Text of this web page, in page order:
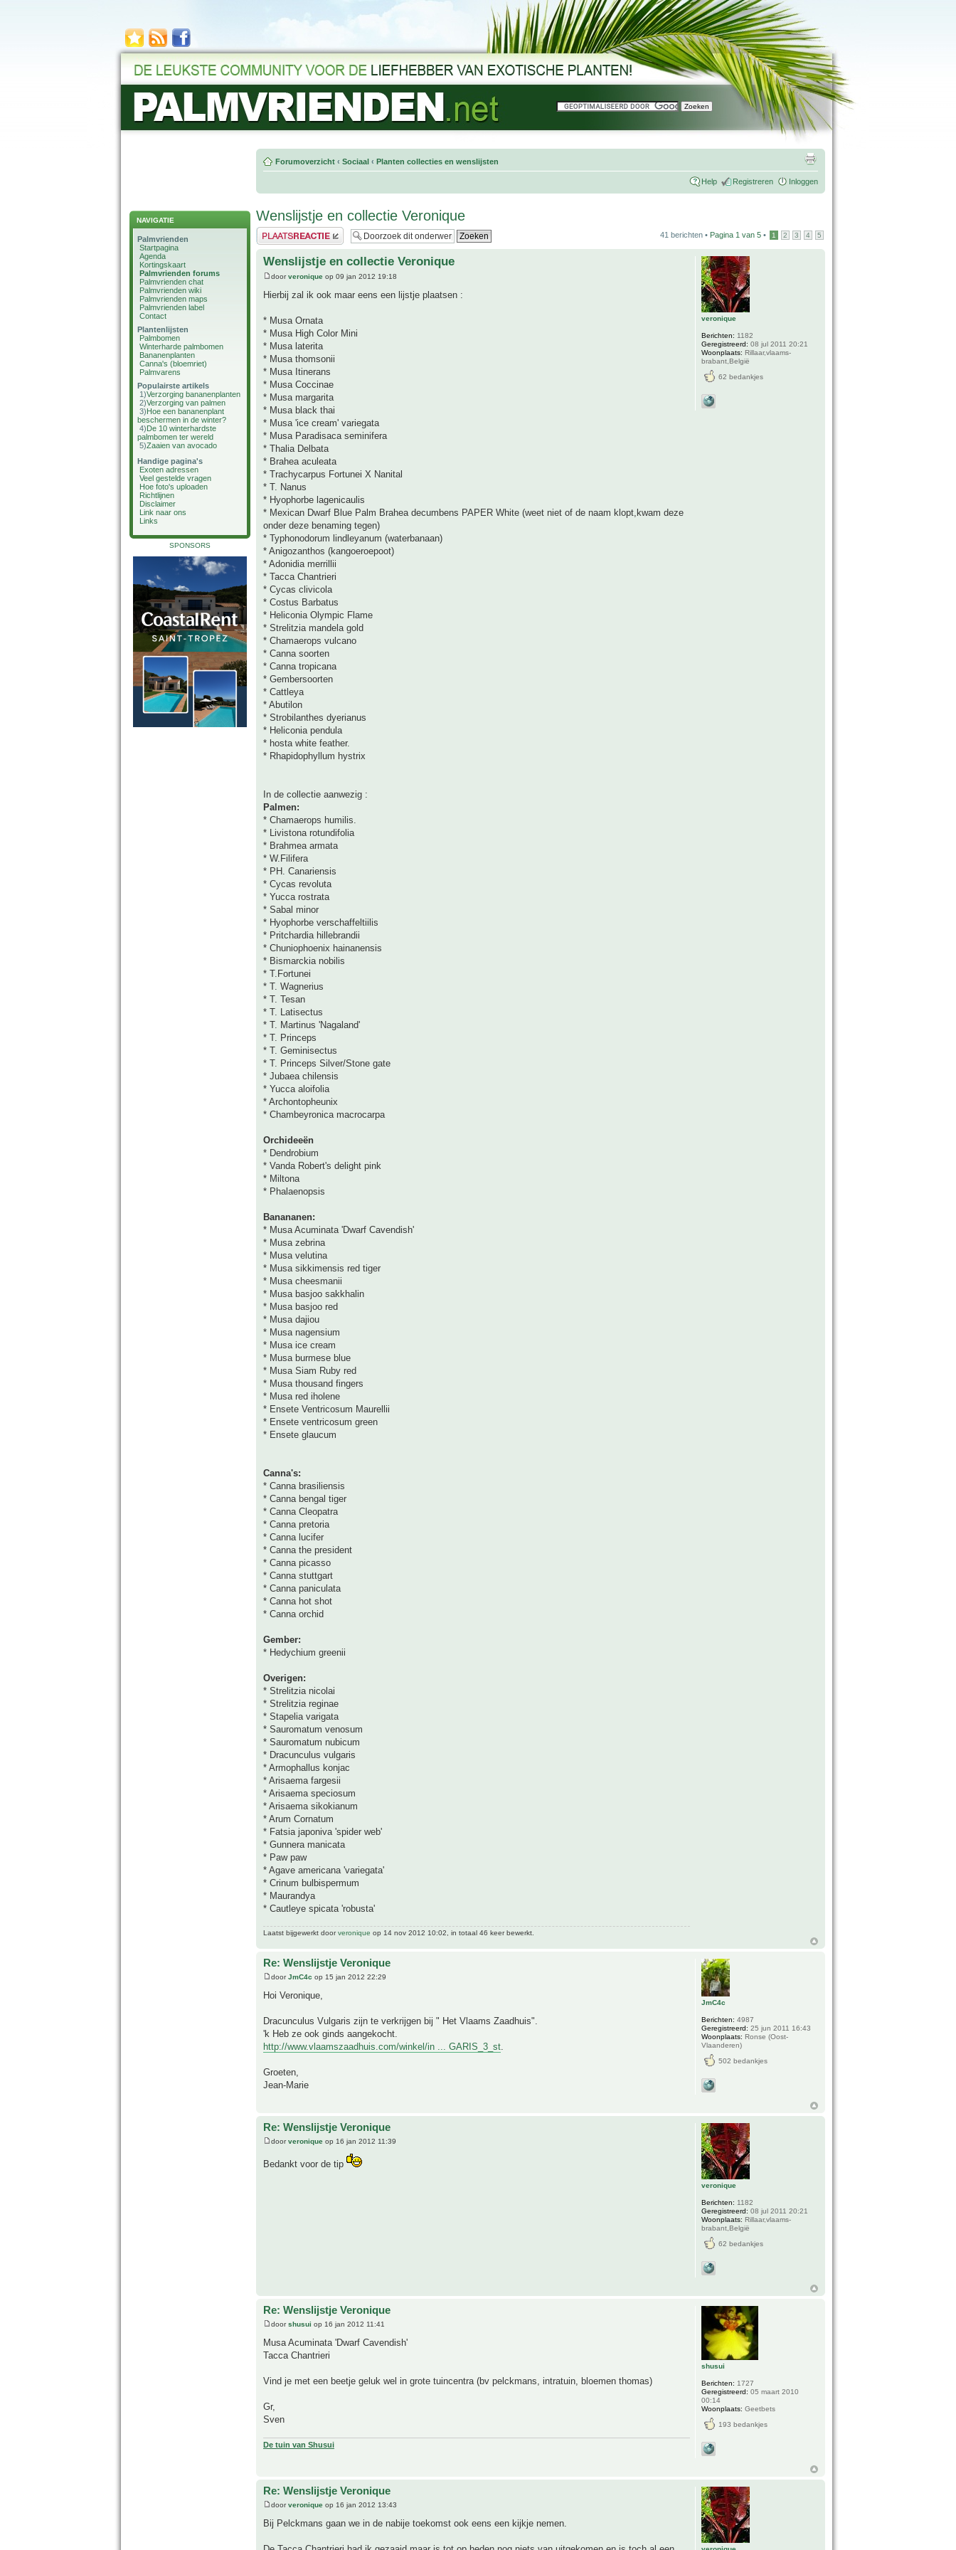
NAVIGATIE
Palmvrienden
Startpagina
Agenda
Kortingskaart
Palmvrienden forums
Palmvrienden chat
Palmvrienden wiki
Palmvrienden maps
Palmvrienden label
Contact
Plantenlijsten
Palmbomen
Winterharde palmbomen
Bananenplanten
Canna's (bloemriet)
Palmvarens
Populairste artikels
1)Verzorging bananenplanten
2)Verzorging van palmen
3)Hoe een bananenplant
beschermen in de winter?
4)De 10 winterhardste
palmbomen ter wereld
5)Zaaien van avocado
Handige pagina's
Exoten adressen
Veel gestelde vragen
Hoe foto's uploaden
Richtlijnen
Disclaimer
Link naar ons
Links
SPONSORS
Forumoverzicht ‹ Sociaal ‹ Planten collecties en wenslijsten
Help Registreren Inloggen
Wenslijstje en collectie Veronique
Plaats een reactie 41 berichten • Pagina 1 van 5 • 1 2 3 4 5
Wenslijstje en collectie Veronique
doorveronique op 09 jan 2012 19:18
Hierbij zal ik ook maar eens een lijstje plaatsen :
* Musa Ornata
* Musa High Color Mini
* Musa laterita
* Musa thomsonii
* Musa Itinerans
* Musa Coccinae
* Musa margarita
* Musa black thai
* Musa 'ice cream' variegata
* Musa Paradisaca seminifera
* Thalia Delbata
* Brahea aculeata
* Trachycarpus Fortunei X Nanital
* T. Nanus
* Hyophorbe lagenicaulis
* Mexican Dwarf Blue Palm Brahea decumbens PAPER White (weet niet of de naam klopt,kwam deze
onder deze benaming tegen)
* Typhonodorum lindleyanum (waterbanaan)
* Anigozanthos (kangoeroepoot)
* Adonidia merrillii
* Tacca Chantrieri
* Cycas clivicola
* Costus Barbatus
* Heliconia Olympic Flame
* Strelitzia mandela gold
* Chamaerops vulcano
* Canna soorten
* Canna tropicana
* Gembersoorten
* Cattleya
* Abutilon
* Strobilanthes dyerianus
* Heliconia pendula
* hosta white feather.
* Rhapidophyllum hystrix
In de collectie aanwezig :
Palmen:
* Chamaerops humilis.
* Livistona rotundifolia
* Brahmea armata
* W.Filifera
* PH. Canariensis
* Cycas revoluta
* Yucca rostrata
* Sabal minor
* Hyophorbe verschaffeltiilis
* Pritchardia hillebrandii
* Chuniophoenix hainanensis
* Bismarckia nobilis
* T.Fortunei
* T. Wagnerius
* T. Tesan
* T. Latisectus
* T. Martinus 'Nagaland'
* T. Princeps
* T. Geminisectus
* T. Princeps Silver/Stone gate
* Jubaea chilensis
* Yucca aloifolia
* Archontopheunix
* Chambeyronica macrocarpa
Orchideeën
* Dendrobium
* Vanda Robert's delight pink
* Miltona
* Phalaenopsis
Banananen:
* Musa Acuminata 'Dwarf Cavendish'
* Musa zebrina
* Musa velutina
* Musa sikkimensis red tiger
* Musa cheesmanii
* Musa basjoo sakkhalin
* Musa basjoo red
* Musa dajiou
* Musa nagensium
* Musa ice cream
* Musa burmese blue
* Musa Siam Ruby red
* Musa thousand fingers
* Musa red iholene
* Ensete Ventricosum Maurellii
* Ensete ventricosum green
* Ensete glaucum
Canna's:
* Canna brasiliensis
* Canna bengal tiger
* Canna Cleopatra
* Canna pretoria
* Canna lucifer
* Canna the president
* Canna picasso
* Canna stuttgart
* Canna paniculata
* Canna hot shot
* Canna orchid
Gember:
* Hedychium greenii
Overigen:
* Strelitzia nicolai
* Strelitzia reginae
* Stapelia varigata
* Sauromatum venosum
* Sauromatum nubicum
* Dracunculus vulgaris
* Armophallus konjac
* Arisaema fargesii
* Arisaema speciosum
* Arisaema sikokianum
* Arum Cornatum
* Fatsia japoniva 'spider web'
* Gunnera manicata
* Paw paw
* Agave americana 'variegata'
* Crinum bulbispermum
* Maurandya
* Cautleye spicata 'robusta'
Laatst bijgewerkt doorveronique op 14 nov 2012 10:02, in totaal 46 keer bewerkt.
veronique
Berichten: 1182
Geregistreerd: 08 jul 2011 20:21
Woonplaats: Rillaar,vlaams-
brabant,België
62 bedankjes
Re: Wenslijstje Veronique
doorJmC4c op 15 jan 2012 22:29
Hoi Veronique,
Dracunculus Vulgaris zijn te verkrijgen bij " Het Vlaams Zaadhuis".
'k Heb ze ook ginds aangekocht.
http://www.vlaamszaadhuis.com/winkel/in ... GARIS_3_st
Groeten,
Jean-Marie
JmC4c
Berichten: 4987
Geregistreerd: 25 jun 2011 16:43
Woonplaats: Ronse (Oost-
Vlaanderen)
502 bedankjes
Re: Wenslijstje Veronique
doorveronique op 16 jan 2012 11:39
Bedankt voor de tip
veronique
Berichten: 1182
Geregistreerd: 08 jul 2011 20:21
Woonplaats: Rillaar,vlaams-
brabant,België
62 bedankjes
Re: Wenslijstje Veronique
doorshusui op 16 jan 2012 11:41
Musa Acuminata 'Dwarf Cavendish'
Tacca Chantrieri
Vind je met een beetje geluk wel in grote tuincentra (bv pelckmans, intratuin, bloemen thomas)
Gr,
Sven
De tuin van Shusui
shusui
Berichten: 1727
Geregistreerd: 05 maart 2010
00:14
Woonplaats: Geetbets
193 bedankjes
Re: Wenslijstje Veronique
doorveronique op 16 jan 2012 13:43
Bij Pelckmans gaan we in de nabije toekomst ook eens een kijkje nemen.